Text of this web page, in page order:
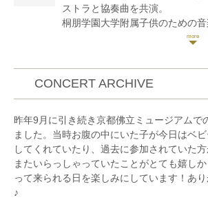
ルベン氏(ライプツィヒ・ゲヴァ
第1コンサートマスター)のマス
2023年ヴォルフガング・ザワリ
第31回日本クラシック音楽コン
コンクール金賞など多数受賞。
兵庫芸術文化センター管弦楽団
デント・プレイヤー、2023-24シ
ト・プレイヤー。
現在はソロをはじめ室内楽の活
ストラと協奏曲を共演。
桐朋学園大学附属子供のための
高校音楽科、同大学音楽学部ピ
ニース夏季国際音楽アカデミー
パン音楽大学夏期講習、韓国・金
これまでにピアノを西岡知子、
岡田博美、田部京子、上田晴子
各氏に、室内楽を藤原浜雄、銅
フリューゲルピアノコンチェルト
ン全国大会優秀賞、グローバリ
CONCERT ARCHIVE
昨年9月に引き続き京都佛立ミュージアムで
ました。当時お腹の中にいた子が今日はベ
してくれていたり、過去に参加されていた
またいらっしゃっていたことがとても嬉し
って来られる日を楽しみにしています！あ
♪